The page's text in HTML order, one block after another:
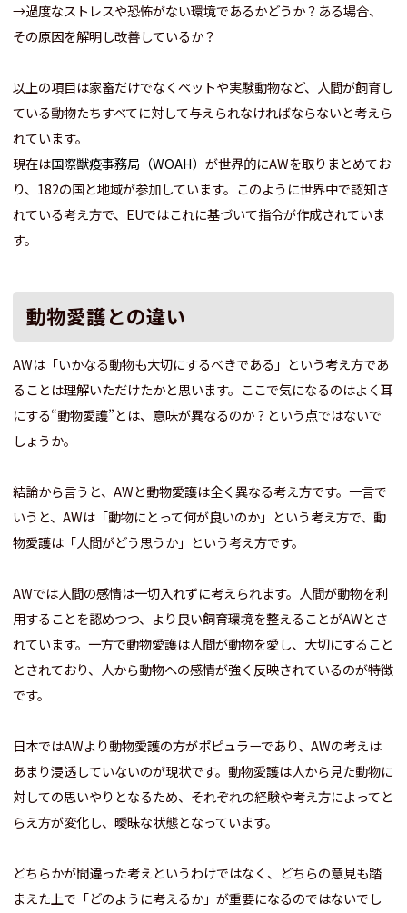
→過度なストレスや恐怖がない環境であるかどうか？ある場合、
その原因を解明し改善しているか？
以上の項目は家畜だけでなくペットや実験動物など、人間が飼育し
ている動物たちすべてに対して与えられなければならないと考えら
れています。
現在は国際獣疫事務局（WOAH）が世界的にAWを取りまとめてお
り、182の国と地域が参加しています。このように世界中で認知さ
れている考え方で、EUではこれに基づいて指令が作成されていま
す。
動物愛護との違い
AWは「いかなる動物も大切にするべきである」という考え方であ
ることは理解いただけたかと思います。ここで気になるのはよく耳
にする“動物愛護”とは、意味が異なるのか？という点ではないで
しょうか。
結論から言うと、AWと動物愛護は全く異なる考え方です。一言で
いうと、AWは「動物にとって何が良いのか」という考え方で、動
物愛護は「人間がどう思うか」という考え方です。
AWでは人間の感情は一切入れずに考えられます。人間が動物を利
用することを認めつつ、より良い飼育環境を整えることがAWとさ
れています。一方で動物愛護は人間が動物を愛し、大切にすること
とされており、人から動物への感情が強く反映されているのが特徴
です。
日本ではAWより動物愛護の方がポピュラーであり、AWの考えは
あまり浸透していないのが現状です。動物愛護は人から見た動物に
対しての思いやりとなるため、それぞれの経験や考え方によってと
らえ方が変化し、曖昧な状態となっています。
どちらかが間違った考えというわけではなく、どちらの意見も踏
まえた上で「どのように考えるか」が重要になるのではないでし